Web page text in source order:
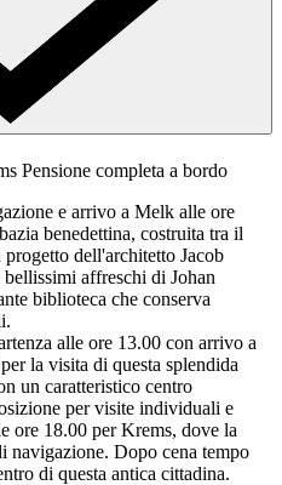
Pensione completa a bordo
e arrivo a Melk alle ore
benedettina, costruita tra il
dell'architetto Jacob
affreschi di Johan
biblioteca che conserva
alle ore 13.00 con arrivo a
la visita di questa splendida
un caratteristico centro
per visite individuali e
ore 18.00 per Krems, dove la
navigazione. Dopo cena tempo
di questa antica cittadina.